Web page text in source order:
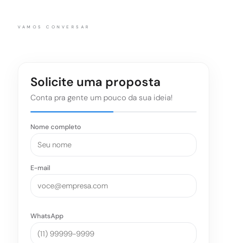
VAMOS CONVERSAR
Solicite uma proposta
Conta pra gente um pouco da sua ideia!
Nome completo
E-mail
WhatsApp